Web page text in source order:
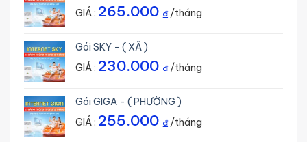
GIÁ : 265.000 ₫/tháng
Gói SKY - ( XÃ )
GIÁ : 230.000 ₫/tháng
Gói GIGA - ( PHƯỜNG )
GIÁ : 255.000 ₫/tháng